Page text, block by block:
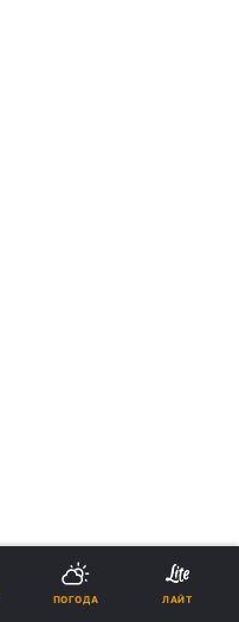
ПОГОДА ЛАЙТ